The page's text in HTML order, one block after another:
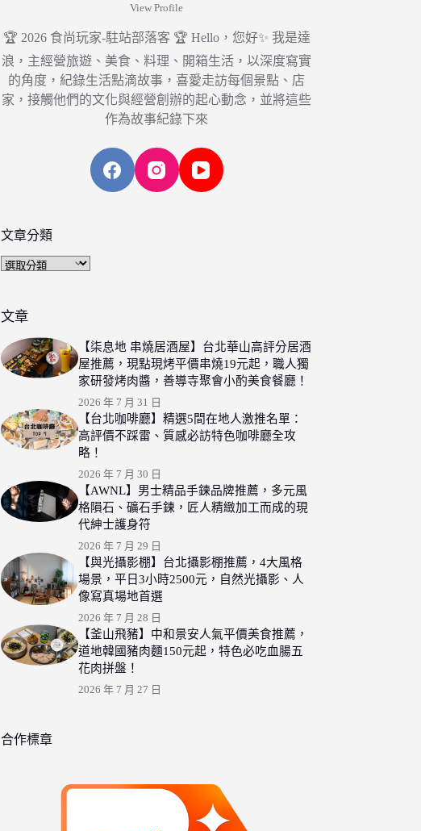
View Profile
🏆 2026 食尚玩家-駐站部落客 🏆 Hello，您好✨ 我是達
浪，主經營旅遊、美食、料理、開箱生活，以深度寫實
的角度，紀錄生活點滴故事，喜愛走訪每個景點、店
家，接觸他們的文化與經營創辦的起心動念，並將這些
作為故事紀錄下來
文章分類
文
類
文章
【柒息地 串燒居酒屋】台北華山高評分居酒
屋推薦，現點現烤平價串燒19元起，職人獨
家研發烤肉醬，善導寺聚會小酌美食餐廳！
2026 年 7 月 31 日
【台北咖啡廳】精選5間在地人激推名單：
高評價不踩雷、質感必訪特色咖啡廳全攻
略！
2026 年 7 月 30 日
【AWNL】男士精品手鍊品牌推薦，多元風
格隕石、礦石手鍊，匠人精緻加工而成的現
代紳士護身符
2026 年 7 月 29 日
【與光攝影棚】台北攝影棚推薦，4大風格
場景，平日3小時2500元，自然光攝影、人
像寫真場地首選
2026 年 7 月 28 日
【釜山飛豬】中和景安人氣平價美食推薦，
道地韓國豬肉麵150元起，特色必吃血腸五
花肉拼盤！
2026 年 7 月 27 日
合作標章